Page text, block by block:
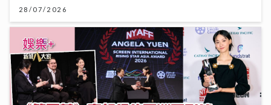
28/07/2026